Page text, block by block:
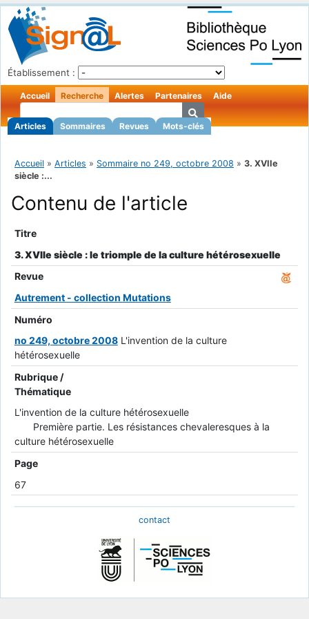
Établissement :
Accueil Recherche
Articles Sommaires Revues Mots-clés
Alertes Partenaires Aide
Accueil » Articles » Sommaire no 249, octobre 2008 » 3. XVIIe
siècle :...
Contenu de l'article
Titre
3. XVIIe siècle : le triomple de la culture hétérosexuelle
Revue
Autrement - collection Mutations
Numéro
no 249, octobre 2008 L'invention de la culture
hétérosexuelle
Rubrique /
Thématique
L'invention de la culture hétérosexuelle
Première partie. Les résistances chevaleresques à la
culture hétérosexuelle
Page
67
contact